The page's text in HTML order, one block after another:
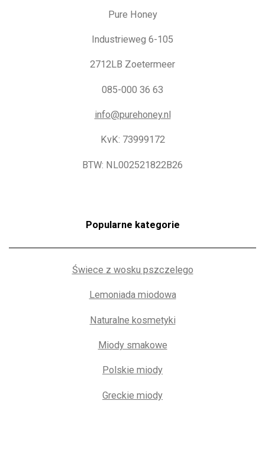
Pure Honey
Industrieweg 6-105
2712LB Zoetermeer
085-000 36 63
info@purehoney.nl
KvK: 73999172
BTW: NL002521822B26
Popularne kategorie
Świece z wosku pszczelego
Lemoniada miodowa
Naturalne kosmetyki
Miody smakowe
Polskie miody
Greckie miody